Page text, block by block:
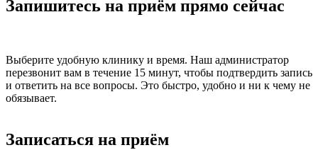
Запишитесь на приём прямо сейчас
Выберите удобную клинику и время. Наш администратор
перезвонит вам в течение 15 минут, чтобы подтвердить запись
и ответить на все вопросы. Это быстро, удобно и ни к чему не
обязывает.
Записаться на приём